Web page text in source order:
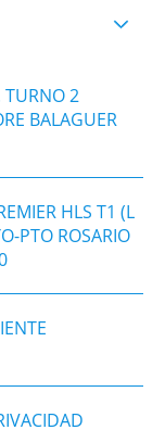
TURNO 2
BALAGUER
HLS T1 (L
PTO ROSARIO